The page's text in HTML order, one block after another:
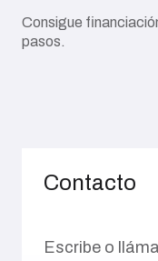
Consigue
pasos.
Contacto
Escribe o